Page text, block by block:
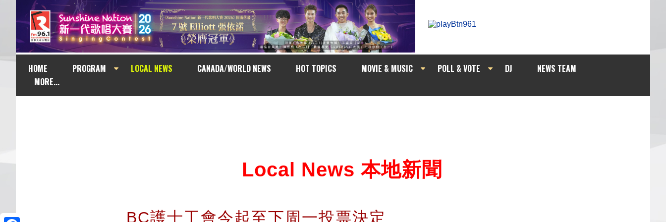
HOME PROGRAM LOCAL NEWS CANADA/WORLD NEWS HOT TOPICS MOVIE & MUSIC POLL & VOTE DJ
NEWS TEAM
MORE...
Local News 本地新聞
BC護士工會今起至下周一投票決定